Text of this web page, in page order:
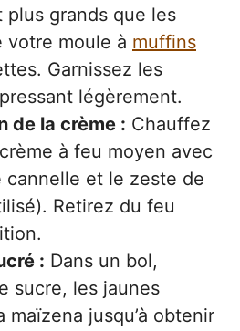
plus grands que les
votre moule à muffins
Garnissez les
légèrement.
de la crème : Chauffez
à feu moyen avec
cannelle et le zeste de
Retirez du feu
: Dans un bol,
sucre, les jaunes
maïzena jusqu’à obtenir